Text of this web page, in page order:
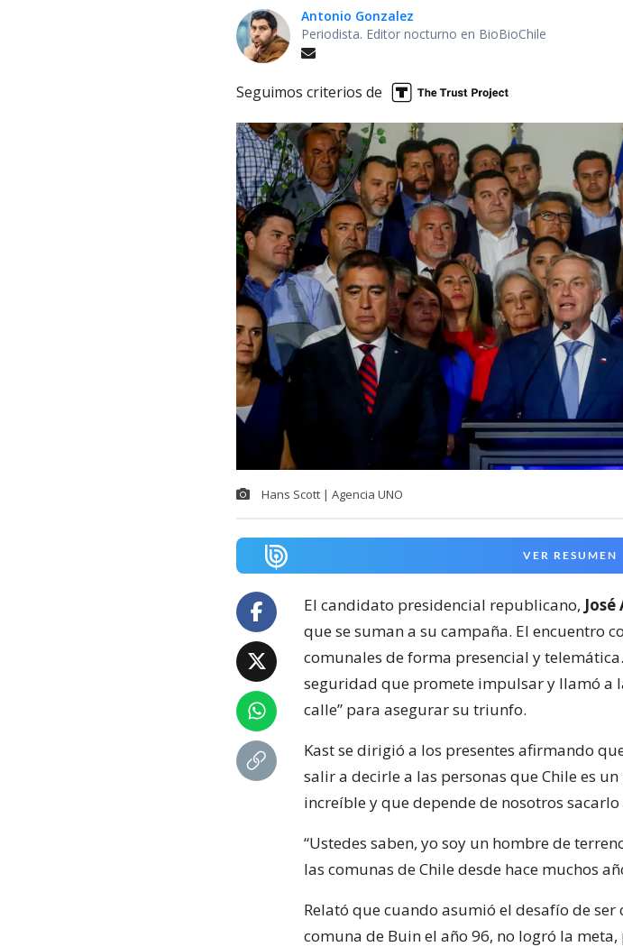
Antonio Gonzalez
Periodista. Editor nocturno en BioBioChile
Seguimos criterios de
Hans Scott | Agencia UNO
VER RESUMEN
El candidato presidencial republicano,
que se suman a su campaña. El encuentro
comunales de forma presencial y
seguridad que promete impulsar y llamó a
calle” para asegurar su triunfo.
Kast se dirigió a los presentes afirmando
salir a decirle a las personas que Chile es
increíble y que depende de nosotros sacarlo
“Ustedes saben, yo soy un hombre de
las comunas de Chile desde hace muchos
Relató que cuando asumió el desafío de
comuna de Buin el año 96, no logró la